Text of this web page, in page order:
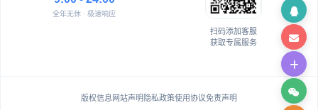
全年无休 · 极速响应
扫码添加客服
获取专属服务
版权信息网站声明 隐私政策使用协议免责声明